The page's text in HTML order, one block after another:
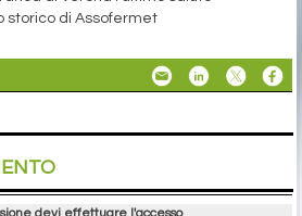
storico di Assofermet